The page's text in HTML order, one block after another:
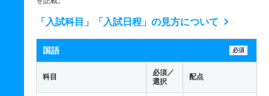
「入試科目」「入試日程」の見方について
国語 必須
科目
必須／
選択
配点